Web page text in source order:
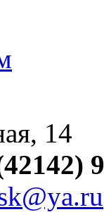
14